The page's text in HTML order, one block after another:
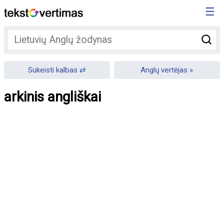
☰
Sukeisti kalbas Anglų vertėjas
arkinis angliškai